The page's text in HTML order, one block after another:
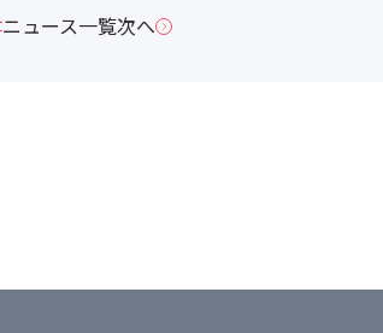
ニュース一覧次へ